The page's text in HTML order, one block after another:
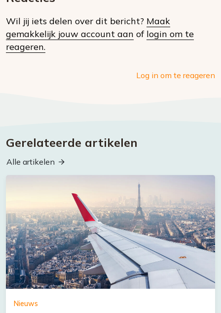
social
Wil jij iets delen over dit bericht? Maak
gemakkelijk jouw account aan of login om te
reageren.
Log in om te reageren
Gerelateerde artikelen
Alle artikelen
Nieuws